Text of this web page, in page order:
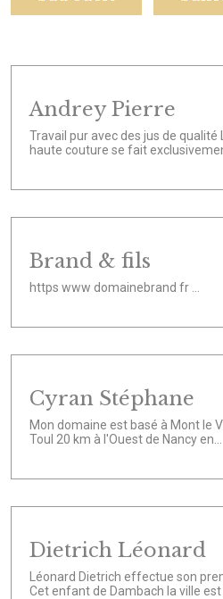
Andrey Pierre
Travail pur avec des jus de
haute couture se fait
Brand & fils
https www domainebrand fr ...
Cyran Stéphane
Mon domaine est basé à Mont le
Toul 20 km à l'Ouest de Nancy en...
Dietrich Léonard
Léonard Dietrich effectue son
Cet enfant de Dambach la ville est